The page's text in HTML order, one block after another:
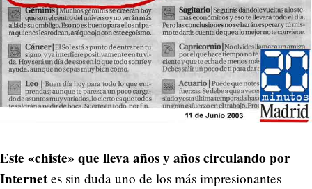
Este «chiste» que lleva años y años circulando por
Internet es sin duda uno de los más impresionantes